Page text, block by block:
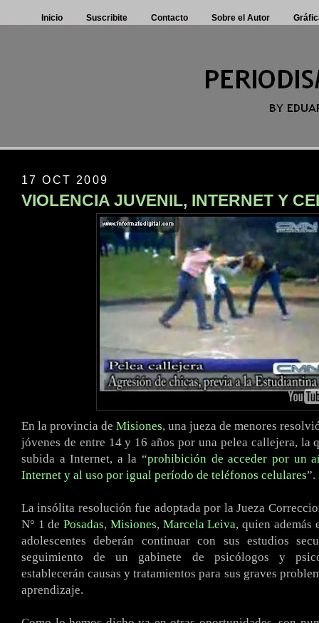
Inicio Suscribite Contacto Sobre el Autor
17 OCT 2009
VIOLENCIA JUVENIL, INTERNET Y
En la provincia de Misiones, una jueza de menores
jóvenes de entre 14 y 16 años por una pelea callejera, la
subida a Internet, a la “prohibición de acceder por un
Internet y al uso por igual período de teléfonos celulares”.
La insólita resolución fue adoptada por la Jueza
N° 1 dePosadas, Misiones, Marcela Leiva, quien además
adolescentes deberán continuar con sus estudios
seguimiento de un gabinete de psicólogos y
establecerán causas y tratamientos para sus graves
aprendizaje.